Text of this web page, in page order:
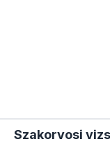
Szakorvosi